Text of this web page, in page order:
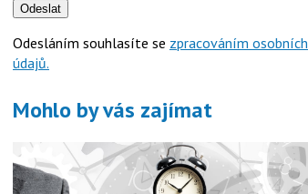
Odeslat
Odesláním souhlasíte se zpracováním osobních
údajů.
Mohlo by vás zajímat